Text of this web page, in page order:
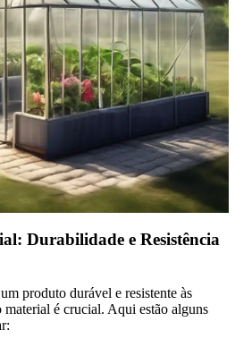
Durabilidade e Resistência
produto durável e resistente às
material é crucial. Aqui estão alguns